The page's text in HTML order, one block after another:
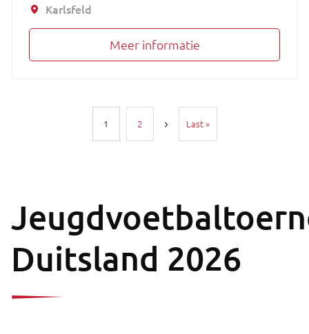
Karlsfeld
Meer informatie
1 2 Last »Laatste pagina
Duitsland 2026